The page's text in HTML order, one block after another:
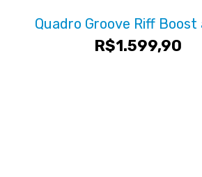
Quadro Groove Riff Boost
R$1.599,90